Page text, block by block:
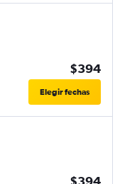
$394
Elegir fechas
$394